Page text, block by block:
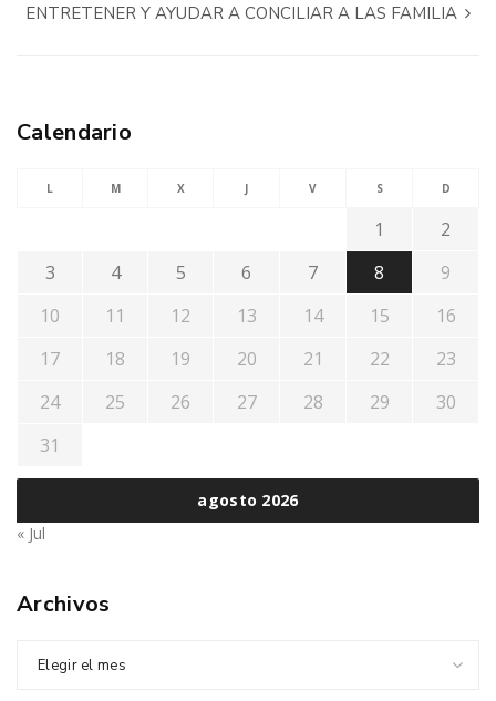
ENTRETENER Y AYUDAR A CONCILIAR A LAS FAMILIA
Calendario
agosto 2026
L M X J V S D
1
2
3
4 5 6 7 8
9
10
11 12 13 14 15
16
17
18 19 20 21 22
23
24
25 26 27 28 29
30
31
« Jul
Archivos
Elegir el mes